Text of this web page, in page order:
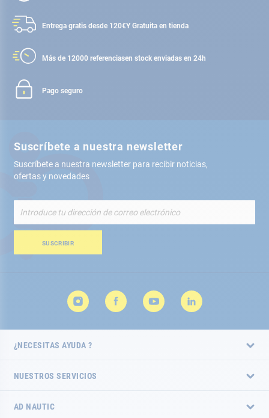
Entrega gratis desde 120€Y Gratuita en tienda
Más de 12000 referenciasen stock enviadas en 24h
Pago seguro
Suscríbete a nuestra newsletter
Suscríbete a nuestra newsletter para recibir noticias,
ofertas y novedades
nuestro
de
SUSCRIBIR
¿NECESITAS AYUDA ?
NUESTROS SERVICIOS
AD NAUTIC